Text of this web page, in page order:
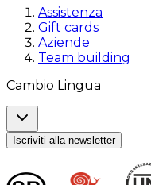
Assistenza
Gift cards
Aziende
Team building
Cambio Lingua
Iscriviti alla newsletter